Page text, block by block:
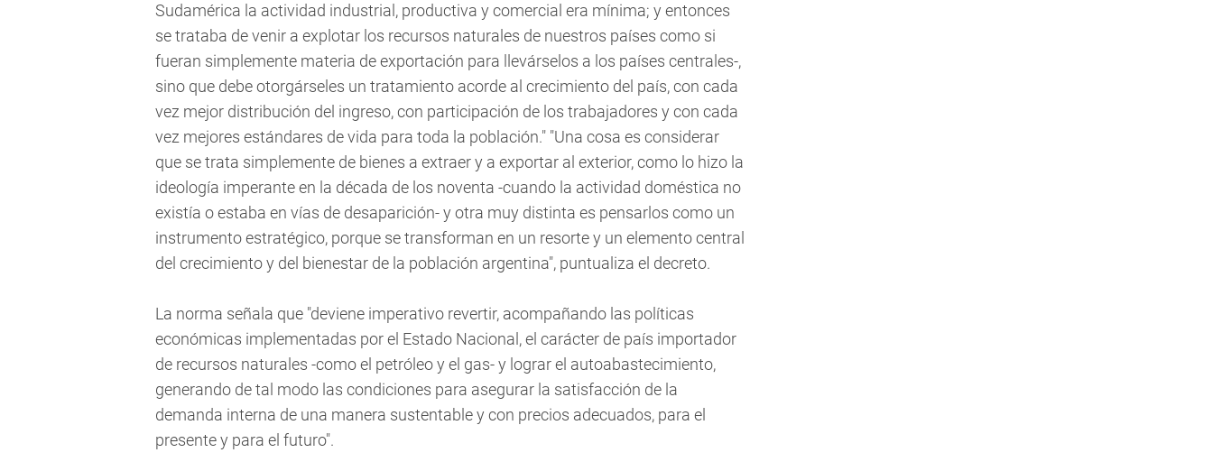
Sudamérica la actividad industrial, productiva y comercial era mínima; y entonces
se trataba de venir a explotar los recursos naturales de nuestros países como si
fueran simplemente materia de exportación para llevárselos a los países centrales-,
sino que debe otorgárseles un tratamiento acorde al crecimiento del país, con cada
vez mejor distribución del ingreso, con participación de los trabajadores y con cada
vez mejores estándares de vida para toda la población." "Una cosa es considerar
que se trata simplemente de bienes a extraer y a exportar al exterior, como lo hizo la
ideología imperante en la década de los noventa -cuando la actividad doméstica no
existía o estaba en vías de desaparición- y otra muy distinta es pensarlos como un
instrumento estratégico, porque se transforman en un resorte y un elemento central
del crecimiento y del bienestar de la población argentina", puntualiza el decreto.
La norma señala que "deviene imperativo revertir, acompañando las políticas
económicas implementadas por el Estado Nacional, el carácter de país importador
de recursos naturales -como el petróleo y el gas- y lograr el autoabastecimiento,
generando de tal modo las condiciones para asegurar la satisfacción de la
demanda interna de una manera sustentable y con precios adecuados, para el
presente y para el futuro".